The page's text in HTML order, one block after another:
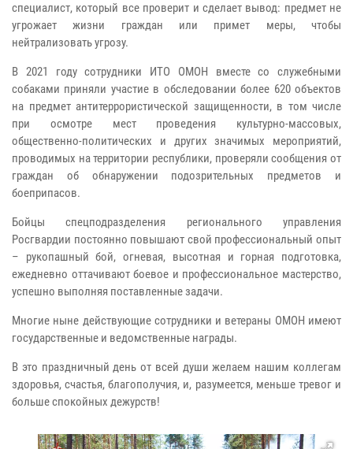
специалист, который все проверит и сделает вывод: предмет не
угрожает жизни граждан или примет меры, чтобы
нейтрализовать угрозу.
В 2021 году сотрудники ИТО ОМОН вместе со служебными
собаками приняли участие в обследовании более 620 объектов
на предмет антитеррористической защищенности, в том числе
при осмотре мест проведения культурно-массовых,
общественно-политических и других значимых мероприятий,
проводимых на территории республики, проверяли сообщения от
граждан об обнаружении подозрительных предметов и
боеприпасов.
Бойцы спецподразделения регионального управления
Росгвардии постоянно повышают свой профессиональный опыт
– рукопашный бой, огневая, высотная и горная подготовка,
ежедневно оттачивают боевое и профессиональное мастерство,
успешно выполняя поставленные задачи.
Многие ныне действующие сотрудники и ветераны ОМОН имеют
государственные и ведомственные награды.
В это праздничный день от всей души желаем нашим коллегам
здоровья, счастья, благополучия, и, разумеется, меньше тревог и
больше спокойных дежурств!